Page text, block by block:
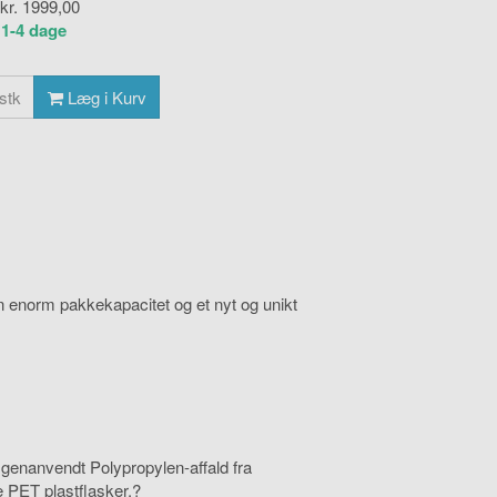
1999,00
1-4 dage
stk Læg i Kurv
pakkekapacitet og et nyt og unikt
Polypropylen-affald fra
PET plastflasker.?